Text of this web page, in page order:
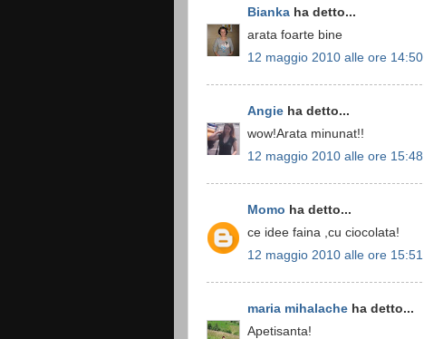
Bianka ha detto...
arata foarte bine
12 maggio 2010 alle ore 14:50
Angie ha detto...
wow!Arata minunat!!
12 maggio 2010 alle ore 15:48
Momo ha detto...
ce idee faina ,cu ciocolata!
12 maggio 2010 alle ore 15:51
maria mihalache ha detto...
Apetisanta!